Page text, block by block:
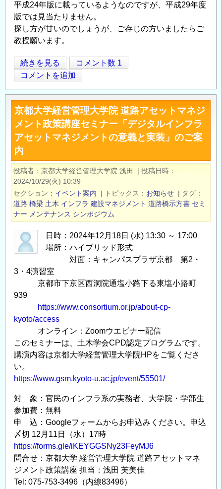
対
象
研
究
テ
ー
の
公
募
に
つ
い
て
の
の
平成24年版に載っているようなのですが、平成29年度
版では見当たりません。
探し方が甘いのでしょうが、ご存じの方いましたらご
教授願います。
道
路
橋
示
方
書・
下
部
構
造
(H29)
の
支
持
数
つ
て
続きを見る
コメント数 1
コメントを追加
京都大学経営管理大学院 道路アセットマネジ
メント政策講座セミナー「デジタルインフラ
アセットマネジメントの意義と実装」のご案
内
投稿者 京都大学経営管理大学院 浅田 | 投稿日時
2024/10/29(火) 10:39
セクション
イベント案内 | トピックス お知らせ | タグ
道路 橋梁 土木 インフラ 建設マネジメント 道路橋示方書 セミ
ナー メンテナンス シンポジウム
日時：2024年12月18日 (水) 13:30 ～ 17:00
場所：ハイブリッド形式
対面：キャンパスプラザ京都 第2・
3・4演習室
京都市下京区西洞院通塩小路下る東塩小路町
939
https://www.consortium.or.jp/about-cp-
kyoto/access
オンライン：Zoomウエビナー配信
このセミナーは、土木学会CPD認定プログラムです。
講演内容は京都大学経営管理大学院HPをご覧くださ
い。
https://www.gsm.kyoto-u.ac.jp/event/55501/
対 象：官民のインフラ系の実務者、大学院・学部生
参加費：無料
申 込：Googleフォームからお申込みください。申込
〆切 12月11日（水）17時
https://forms.gle/iKEYGGSNy23FeyMJ6
問合せ：京都大学 経営管理大学院 道路アセットマネ
ジメント政策講座 担当：浅田 芙美佳
Tel: 075-753-3496（内線83496）